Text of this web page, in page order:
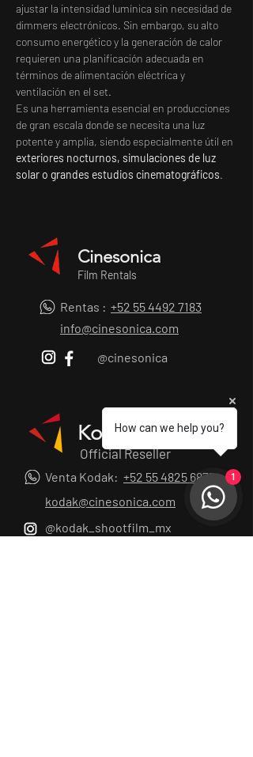
ajustar la intensidad lumínica sin necesidad de
dimmers electrónicos. Sin embargo, su alto
consumo energético y la generación de calor
requieren una planificación adecuada en
términos de alimentación eléctrica y
ventilación en el set.
Es una herramienta esencial en producciones
de gran escala donde se necesita una luz
potente y amplia, siendo especialmente útil en
exteriores nocturnos, simulaciones de luz
solar o grandes estudios cinematográficos.
Cinesonica
Film Rentals
Rentas : +52 55 4492 7183
info@cinesonica.com
@cinesonica
Kodak
Official Reseller
Venta Kodak: +52 55 4825 6873
kodak@cinesonica.com
@kodak_shootfilm_mx
How can we help you?
1